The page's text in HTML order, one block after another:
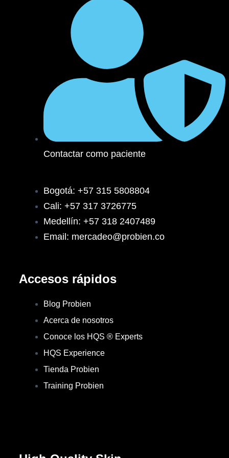
Contactar como paciente
Bogotá: +57 315 5808804
Cali: +57 317 3726775
Medellín: +57 318 2407489
Email: mercadeo@probien.co
Accesos rápidos
Blog Probien
Acerca de nosotros
Conoce los HQS ® Experts
HQS Experience
Tienda Probien
Training Probien